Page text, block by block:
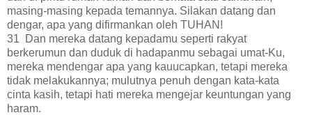
masing-masing kepada temannya. Silakan datang dan
dengar, apa yang difirmankan oleh TUHAN!
31 Dan mereka datang kepadamu seperti rakyat
berkerumun dan duduk di hadapanmu sebagai umat-Ku,
mereka mendengar apa yang kauucapkan, tetapi mereka
tidak melakukannya; mulutnya penuh dengan kata-kata
cinta kasih, tetapi hati mereka mengejar keuntungan yang
haram.